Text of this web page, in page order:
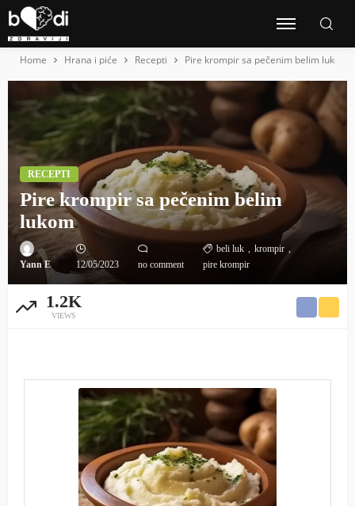
Home Hrana i piće Recepti Pire krompir sa pečenim belim lukom
RECEPTI
Pire krompir sa pečenim belim
lukom
Yann E 12/05/2023 no comment
beli luk
krompir
pire krompir
1.2K
VIEWS